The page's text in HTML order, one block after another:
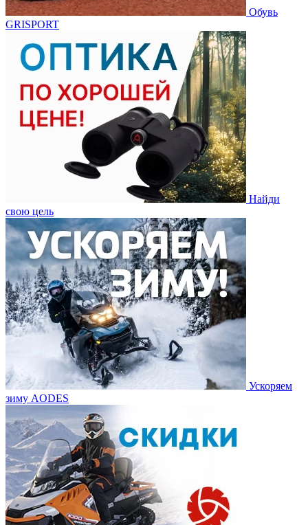
Обувь
GRISPORT
Найди
свою цель
Ускоряем
зиму AODES